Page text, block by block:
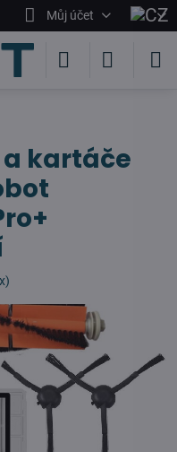
Můj účet
a kartáče
x)